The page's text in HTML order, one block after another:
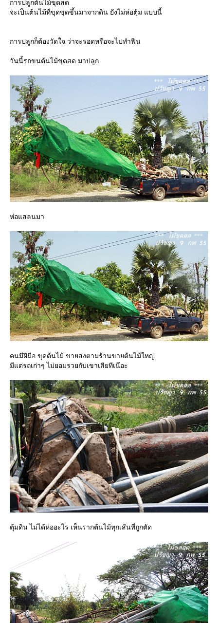
การปลูกต้นไม้ขุดสด
จะเป็นต้นไม้ที่ขุดขุดขึ้นมาจากดิน ยังไม่ห่อตุ้ม แบบนี้
การปลูกก็ต้องวัดใจ ว่าจะรอดหรือจะไปทำฟืน
วันนี้รถขนต้นไม้ขุดสด มาปลูก
ห่อแสลนมา
คนมีฝีมือ ขุดต้นไม้ ขายส่งตามร้านขายต้นไม้ใหญ่
มีแต่รถเก่าๆ ไม่ยอมรวยกับเขาเสียทีเน๊อะ
ตุ้มดิน ไม่ได้ห่ออะไร เห็นรากต้นไม้ทุกเส้นที่ถูกตัด